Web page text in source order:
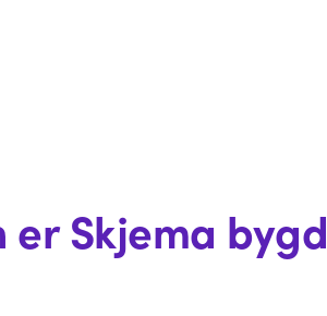
er Skjema bygd